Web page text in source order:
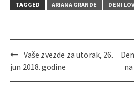
TAGGED
ARIANA GRANDE DEMI
Vaše zvezde za utorak, 26.
jun 2018. godine